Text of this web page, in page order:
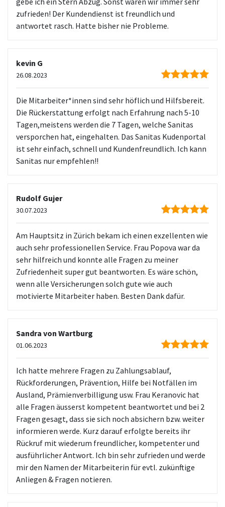
zufrieden! Der Kundendienst ist freundlich und
antwortet rasch. Hatte bisher nie Probleme.
kevin G
26.08.2023
Die Mitarbeiter*innen sind sehr höflich und Hilfsbereit.
Die Rückerstattung erfolgt nach Erfahrung nach 5-10
Tagen,meistens werden die 7 Tagen, welche Sanitas
versporchen hat, eingehalten. Das Sanitas Kudenportal
ist sehr einfach, schnell und Kundenfreundlich. Ich kann
Sanitas nur empfehlen!!
Rudolf Gujer
30.07.2023
Am Hauptsitz in Zürich bekam ich einen exzellenten wie
auch sehr professionellen Service. Frau Popova war da
sehr hilfreich und konnte alle Fragen zu meiner
Zufriedenheit super gut beantworten. Es wäre schön,
wenn alle Versicherungen solch gute wie auch
motivierte Mitarbeiter haben. Besten Dank dafür.
Sandra von Wartburg
01.06.2023
Ich hatte mehrere Fragen zu Zahlungsablauf,
Rückforderungen, Prävention, Hilfe bei Notfällen im
Ausland, Prämienverbilligung usw. Frau Keranovic hat
alle Fragen äusserst kompetent beantwortet und bei 2
Fragen gesagt, dass sie sich noch absichern bzw. weiter
informieren werde. Kurz darauf erfolgte bereits ihr
Rückruf mit wiederum freundlicher, kompetenter und
ausführlicher Antwort. Ich bin sehr zufrieden und werde
mir den Namen der Mitarbeiterin für evtl. zukünftige
Anliegen & Fragen notieren.